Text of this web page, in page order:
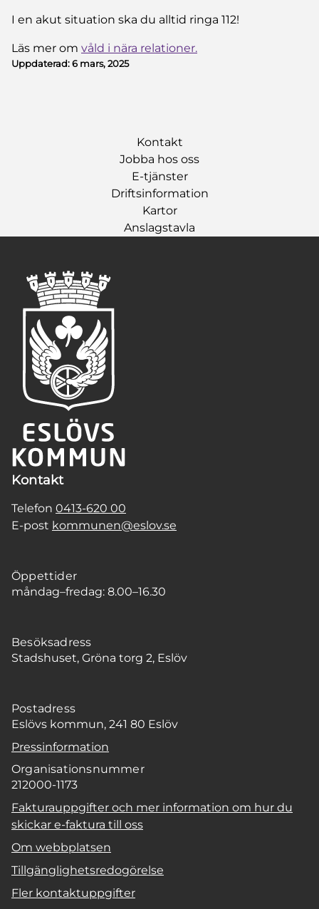
I en akut situation ska du alltid ringa 112!
Läs mer om våld i nära relationer.
Uppdaterad:6 mars, 2025
Kontakt
Jobba hos oss
E-tjänster
Driftsinformation
Kartor
Anslagstavla
Kontakt
Telefon 0413-620 00
E-post kommunen@eslov.se
Öppettider
måndag–fredag: 8.00–16.30
Besöksadress
Stadshuset, Gröna torg 2, Eslöv
Postadress
Eslövs kommun, 241 80 Eslöv
Pressinformation
Organisationsnummer
212000-1173
Fakturauppgifter och mer information om hur du
skickar e-faktura till oss
Om webbplatsen
Tillgänglighetsredogörelse
Fler kontaktuppgifter